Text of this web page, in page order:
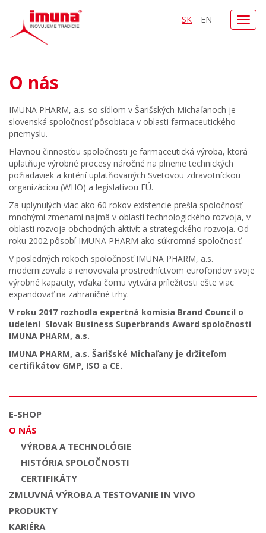
SK EN
O nás
IMUNA PHARM, a.s. so sídlom v Šarišských Michaľanoch je
slovenská spoločnosť pôsobiaca v oblasti farmaceutického
priemyslu.
Hlavnou činnosťou spoločnosti je farmaceutická výroba, ktorá
uplatňuje výrobné procesy náročné na plnenie technických
požiadaviek a kritérií uplatňovaných Svetovou zdravotníckou
organizáciou (WHO) a legislatívou EÚ.
Za uplynulých viac ako 60 rokov existencie prešla spoločnosť
mnohými zmenami najmä v oblasti technologického rozvoja, v
oblasti rozvoja obchodných aktivít a strategického rozvoja. Od
roku 2002 pôsobí IMUNA PHARM ako súkromná spoločnosť.
V posledných rokoch spoločnosť IMUNA PHARM, a.s.
modernizovala a renovovala prostredníctvom eurofondov svoje
výrobné kapacity, vďaka čomu vytvára príležitosti ešte viac
expandovať na zahraničné trhy.
V roku 2017 rozhodla expertná komisia Brand Council o
udelení Slovak Business Superbrands Award spoločnosti
IMUNA PHARM, a.s.
IMUNA PHARM, a.s. Šarišské Michaľany je držiteľom
certifikátov GMP, ISO a CE.
E-SHOP
O NÁS
VÝROBA A TECHNOLÓGIE
HISTÓRIA SPOLOČNOSTI
CERTIFIKÁTY
ZMLUVNÁ VÝROBA A TESTOVANIE IN VIVO
PRODUKTY
KARIÉRA